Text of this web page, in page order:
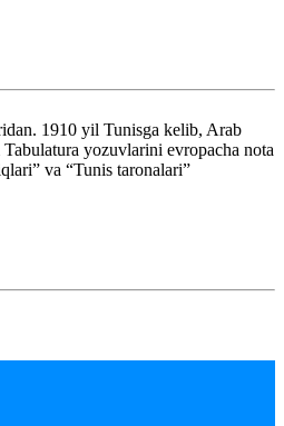
1910 yil Tunisga kelib, Arab
yozuvlarini evropacha nota
va “Tunis taronalari”